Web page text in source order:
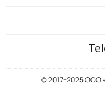
© 2017-2025 ООО